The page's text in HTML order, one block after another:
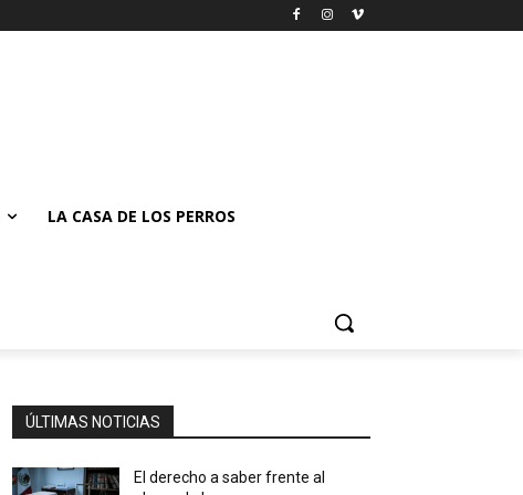
LA CASA DE LOS PERROS
ÚLTIMAS NOTICIAS
El derecho a saber frente al